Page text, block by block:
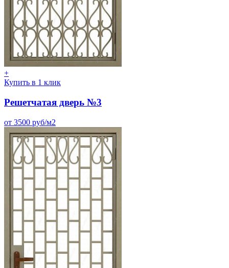
+
Купить в 1 клик
Решетчатая дверь №3
от 3500 руб/м2